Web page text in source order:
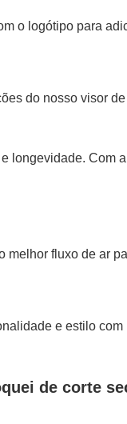
o logótipo para
do nosso visor
longevidade.
fluxo de ar
e estilo
de corte